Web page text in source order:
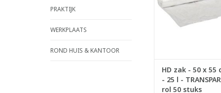
PRAKTIJK
WERKPLAATS
ROND HUIS & KANTOOR
- Voldoet aan
Vlarema 8.
TOEVOEGEN AAN
HD zak - 50 x 55
- 25 l -
rol 50 stuks